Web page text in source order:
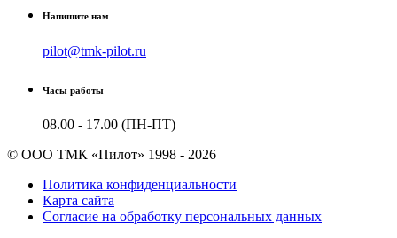
Напишите нам
pilot@tmk-pilot.ru
Часы работы
08.00 - 17.00 (ПН-ПТ)
© ООО ТМК «Пилот» 1998 - 2026
Политика конфиденциальности
Карта сайта
Согласие на обработку персональных данных